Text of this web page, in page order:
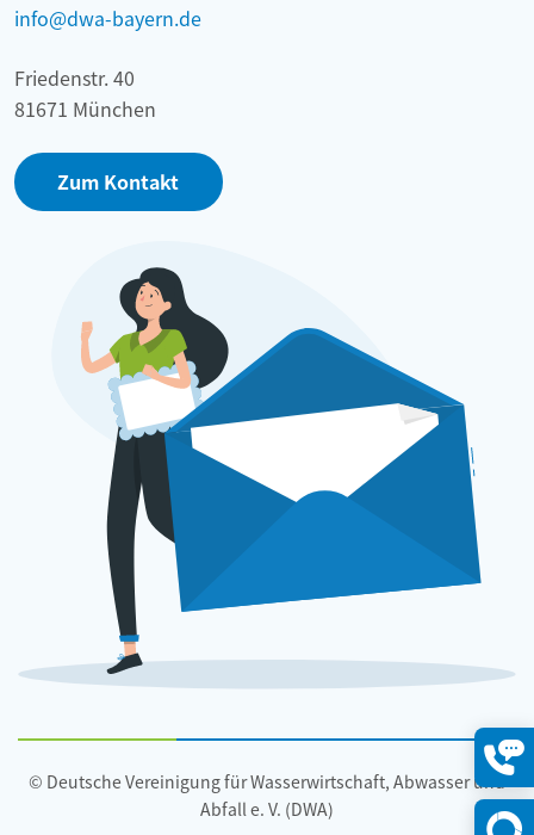
info@dwa-bayern.de
Friedenstr. 40
81671 München
Zum Kontakt
© Deutsche Vereinigung für Wasserwirtschaft, Abwasser und
Abfall e. V. (DWA)